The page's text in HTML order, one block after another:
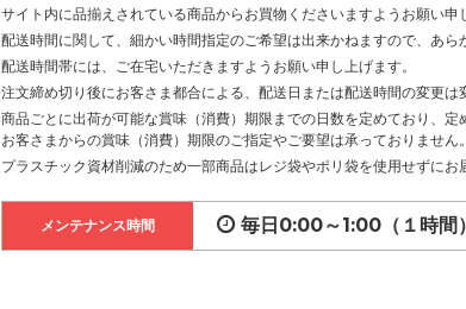
サイト内に品揃えされている商品からお買物くださいますようお願い申
配送時間に関して、細かい時間指定のご希望は出来かねますので、あら
配送時間帯には、ご在宅いただきますようお願い申し上げます。
注文締め切り後にお客さま都合による、配送日または配送時間の変更は
商品ごとに出荷が可能な賞味（消費）期限までの日数を定めており、
お客さまからの賞味（消費）期限のご指定やご要望は承っておりません。
プラスチック資材削減のため一部商品はレジ袋やポリ袋を使用せずに
メンテナンス時間 毎日0:00～1:00（１時間）